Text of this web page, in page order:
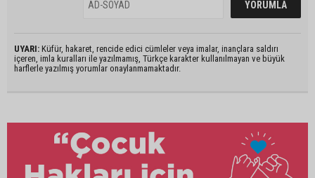
UYARI: Küfür, hakaret, rencide edici cümleler veya imalar, inançlara saldırı
içeren, imla kuralları ile yazılmamış, Türkçe karakter kullanılmayan ve büyük
harflerle yazılmış yorumlar onaylanmamaktadır.